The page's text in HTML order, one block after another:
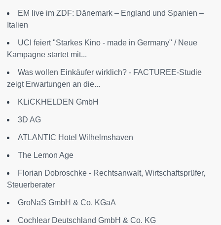
EM live im ZDF: Dänemark – England und Spanien –
Italien
UCI feiert "Starkes Kino - made in Germany" / Neue
Kampagne startet mit...
Was wollen Einkäufer wirklich? - FACTUREE-Studie
zeigt Erwartungen an die...
KLiCKHELDEN GmbH
3D AG
ATLANTIC Hotel Wilhelmshaven
The Lemon Age
Florian Dobroschke - Rechtsanwalt, Wirtschaftsprüfer,
Steuerberater
GroNaS GmbH & Co. KGaA
Cochlear Deutschland GmbH & Co. KG